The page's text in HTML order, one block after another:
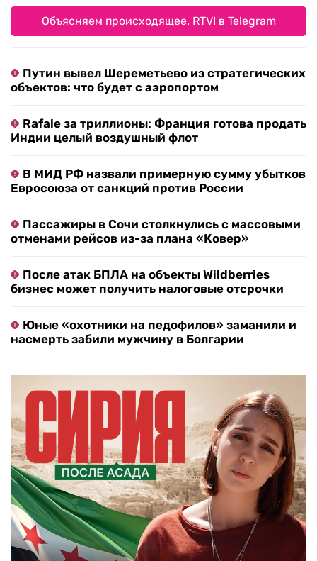
Объясняем происходящее. RTVI в Telegram
Путин вывел Шереметьево из стратегических
объектов: что будет с аэропортом
Rafale за триллионы: Франция готова продать
Индии целый воздушный флот
В МИД РФ назвали примерную сумму убытков
Евросоюза от санкций против России
Пассажиры в Сочи столкнулись с массовыми
отменами рейсов из-за плана «Ковер»
После атак БПЛА на объекты Wildberries
бизнес может получить налоговые отсрочки
Юные «охотники на педофилов» заманили и
насмерть забили мужчину в Болгарии